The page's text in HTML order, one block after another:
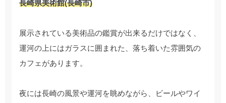
長崎県美術館(長崎市)
展示されている美術品の鑑賞が出来るだけではなく、
運河の上にはガラスに囲まれた、落ち着いた雰囲気の
カフェがあります。
夜には長崎の風景や運河を眺めながら、ビールやワイ